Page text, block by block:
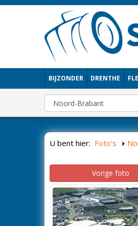
BIJZONDER DRENTHE
U bent hier: Foto's
Vorige foto